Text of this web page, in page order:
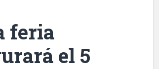
feria
el 5